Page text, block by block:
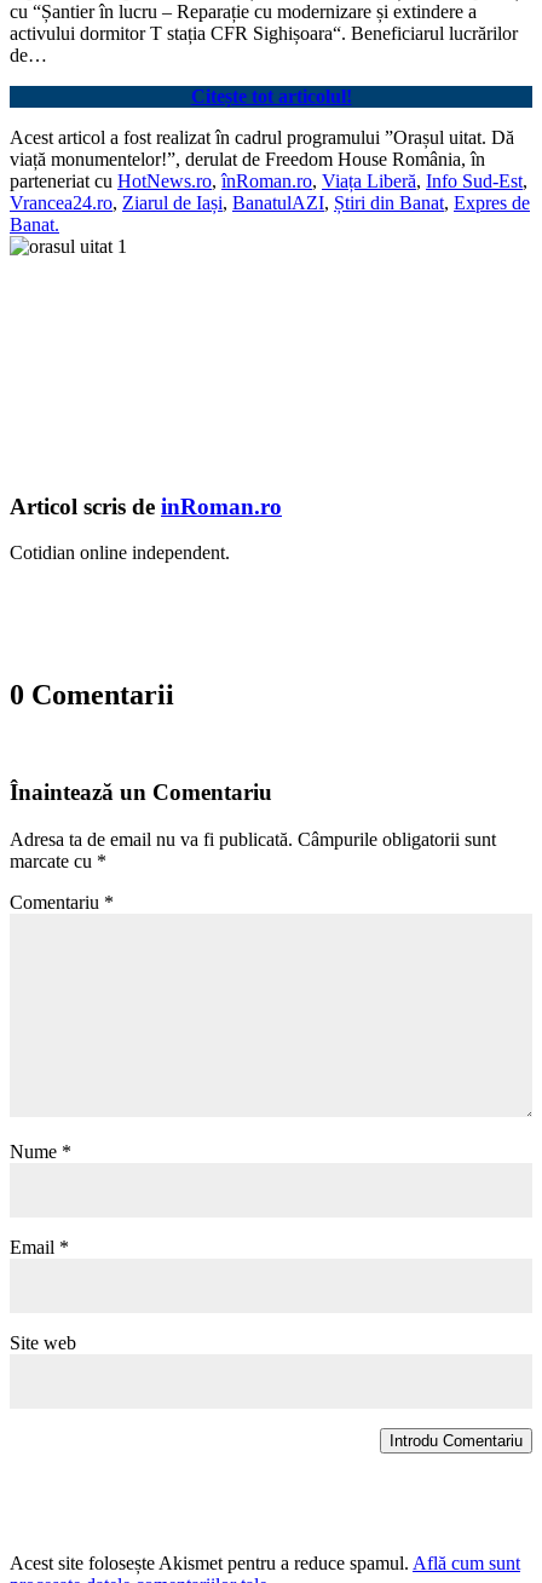
cu “Șantier în lucru – Reparație cu modernizare și extindere a
activului dormitor T stația CFR Sighișoara“. Beneficiarul lucrărilor
de…
Citește tot articolul!
Acest articol a fost realizat în cadrul programului ”Orașul uitat. Dă
viață monumentelor!”, derulat de Freedom House România, în
parteneriat cu HotNews.ro,înRoman.ro, Viața Liberă, Info Sud-Est,
Vrancea24.ro, Ziarul de Iași, BanatulAZI, Știri din Banat, Expres de
Banat.
Articol scris de inRoman.ro
Cotidian online independent.
0 Comentarii
Înaintează un Comentariu
Adresa ta de email nu va fi publicată. Câmpurile obligatorii sunt
marcate cu *
Comentariu *
Nume *
Email *
Site web
Introdu Comentariu
Acest site folosește Akismet pentru a reduce spamul. Află cum sunt